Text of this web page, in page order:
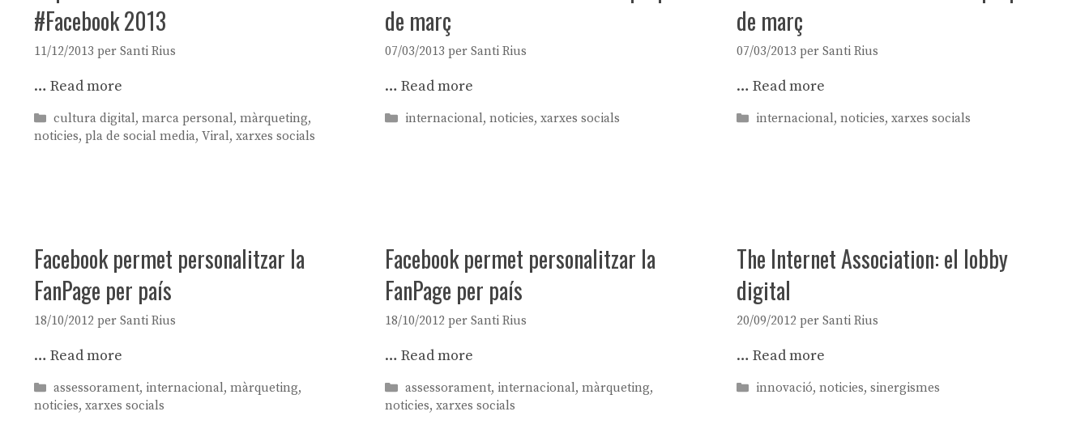
#Facebook 2013
11/12/2013 per Santi Rius
… Read more
Categories
cultura digital,marca personal,màrqueting,
noticies, pla de social media, Viral, xarxes socials
de març
07/03/2013 perSanti Rius
…Read more
Categories
internacional, noticies, xarxes socials
de març
07/03/2013 per Santi Rius
… Read more
Categories
internacional,noticies,xarxes socials
Facebook permet personalitzar la
FanPage per país
18/10/2012 per Santi Rius
… Read more
Categories
assessorament, internacional,màrqueting,
noticies, xarxes socials
Facebook permet personalitzar la
FanPage per país
18/10/2012 perSanti Rius
…Read more
Categories
assessorament, internacional, màrqueting,
noticies,xarxes socials
The Internet Association: el lobby
digital
20/09/2012 per Santi Rius
… Read more
Categories
innovació,noticies,sinergismes